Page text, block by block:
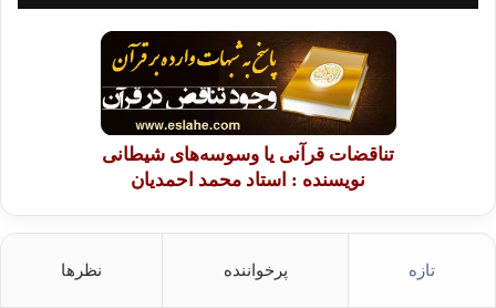
تناقضات قرآنی یا وسوسه‌های شیطانی
نویسنده : استاد محمد احمدیان
تازه پرخواننده نظرها